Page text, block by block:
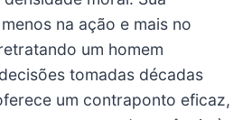
na ação e mais no
um homem
tomadas décadas
um contraponto eficaz,